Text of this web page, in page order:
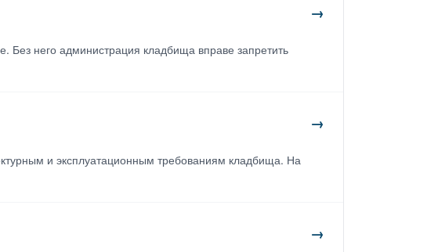
Без него администрация кладбища вправе запретить
→
и эксплуатационным требованиям кладбища. На
→
→